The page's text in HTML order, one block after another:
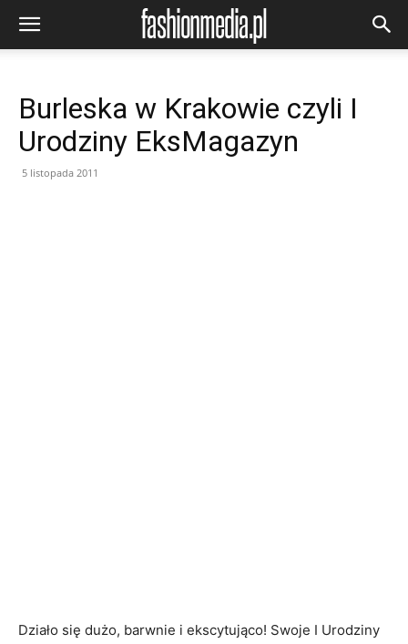
Burleska w Krakowie czyli I
Urodziny EksMagazyn
5 listopada 2011
Działo się dużo, barwnie i ekscytująco! Swoje I Urodziny